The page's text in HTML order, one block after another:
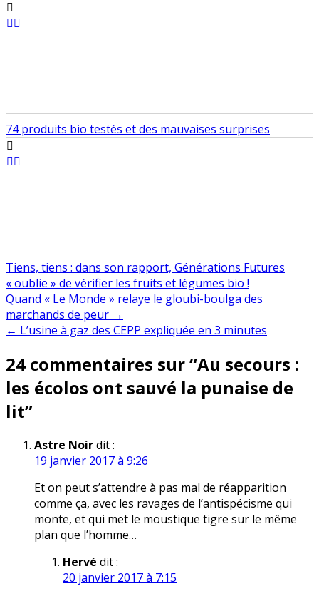
74 produits bio testés et des mauvaises surprises
Tiens, tiens : dans son rapport, Générations Futures
« oublie » de vérifier les fruits et légumes bio !
Navigation
de
Quand « Le Monde » relaye le gloubi-boulga des
marchands de peur →
← L’usine à gaz des CEPP expliquée en 3 minutes
24 commentaires sur “Au secours :
les écolos ont sauvé la punaise de
lit”
Astre Noirdit :
19 janvier 2017 à 9:26
Et on peut s’attendre à pas mal de réapparition
comme ça, avec les ravages de l’antispécisme qui
monte, et qui met le moustique tigre sur le même
plan que l’homme…
Hervé dit :
20 janvier 2017 à 7:15